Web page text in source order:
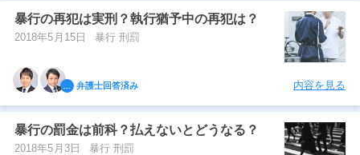
暴行の再犯は実刑？執行猶予中の再犯は？
2018年5月15日 暴行 刑罰
弁護士回答済み 内容を見る
暴行の罰金は前科？払えないとどうなる？
2018年5月3日 暴行 刑罰